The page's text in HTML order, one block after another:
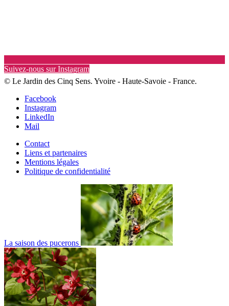
Suivez-nous sur Instagram
© Le Jardin des Cinq Sens. Yvoire - Haute-Savoie - France.
Facebook
Instagram
LinkedIn
Mail
Contact
Liens et partenaires
Mentions légales
Politique de confidentialité
La saison des pucerons